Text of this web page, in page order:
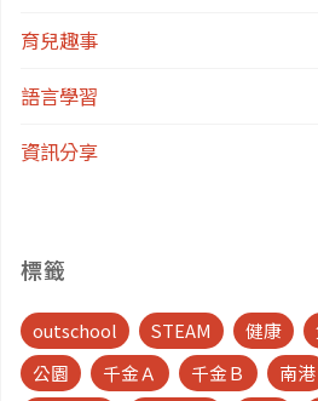
遊
昭
育兒趣事
語言學習
資訊分享
標籤
outschool STEAM 健康
公園
千金Ａ 千金Ｂ 南港